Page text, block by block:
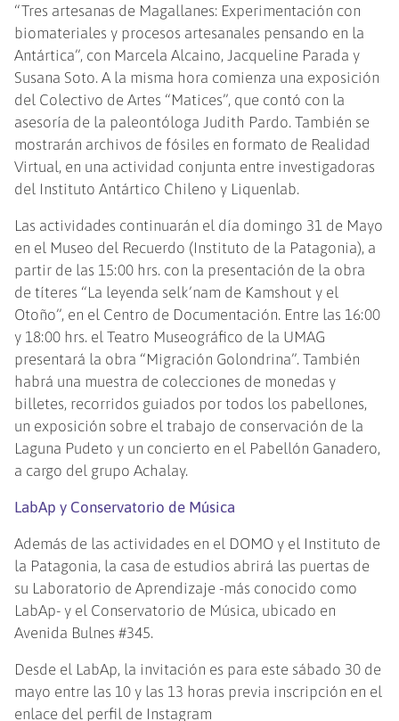
“Tres artesanas de Magallanes: Experimentación con
biomateriales y procesos artesanales pensando en la
Antártica”, con Marcela Alcaino, Jacqueline Parada y
Susana Soto. A la misma hora comienza una exposición
del Colectivo de Artes “Matices”, que contó con la
asesoría de la paleontóloga Judith Pardo. También se
mostrarán archivos de fósiles en formato de Realidad
Virtual, en una actividad conjunta entre investigadoras
del Instituto Antártico Chileno y Liquenlab.
Las actividades continuarán el día domingo 31 de Mayo
en el Museo del Recuerdo (Instituto de la Patagonia), a
partir de las 15:00 hrs. con la presentación de la obra
de títeres “La leyenda selk’nam de Kamshout y el
Otoño”, en el Centro de Documentación. Entre las 16:00
y 18:00 hrs. el Teatro Museográfico de la UMAG
presentará la obra “Migración Golondrina”. También
habrá una muestra de colecciones de monedas y
billetes, recorridos guiados por todos los pabellones,
un exposición sobre el trabajo de conservación de la
Laguna Pudeto y un concierto en el Pabellón Ganadero,
a cargo del grupo Achalay.
LabAp y Conservatorio de Música
Además de las actividades en el DOMO y el Instituto de
la Patagonia, la casa de estudios abrirá las puertas de
su Laboratorio de Aprendizaje -más conocido como
LabAp- y el Conservatorio de Música, ubicado en
Avenida Bulnes #345.
Desde el LabAp, la invitación es para este sábado 30 de
mayo entre las 10 y las 13 horas previa inscripción en el
enlace del perfil de Instagram